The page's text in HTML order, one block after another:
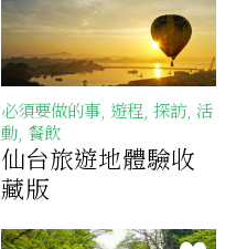
必須要做的事, 遊程, 探訪, 活
動, 餐飲
仙台旅遊地體驗收
藏版